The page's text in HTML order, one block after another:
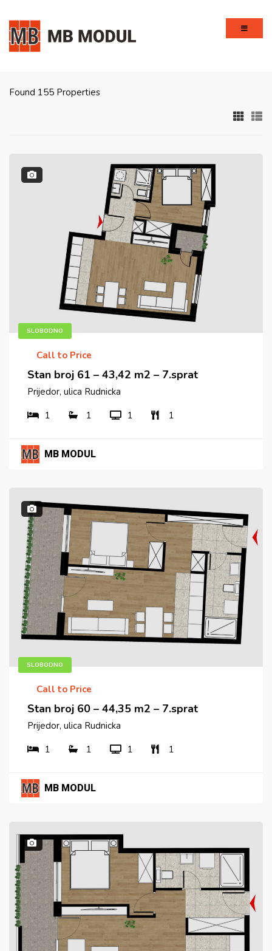
Found 155 Properties
SLOBODNO
Call to Price
Stan broj 61 – 43,42 m2 – 7.sprat
Prijedor, ulica Rudnicka
1
1 1 1
MB MODUL
SLOBODNO
Call to Price
Stan broj 60 – 44,35 m2 – 7.sprat
Prijedor, ulica Rudnicka
1
1 1 1
MB MODUL